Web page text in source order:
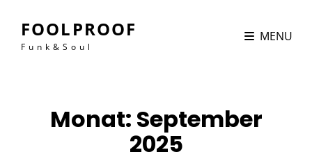
FOOLPROOF
Funk&Soul
MENU
Monat: September
2025